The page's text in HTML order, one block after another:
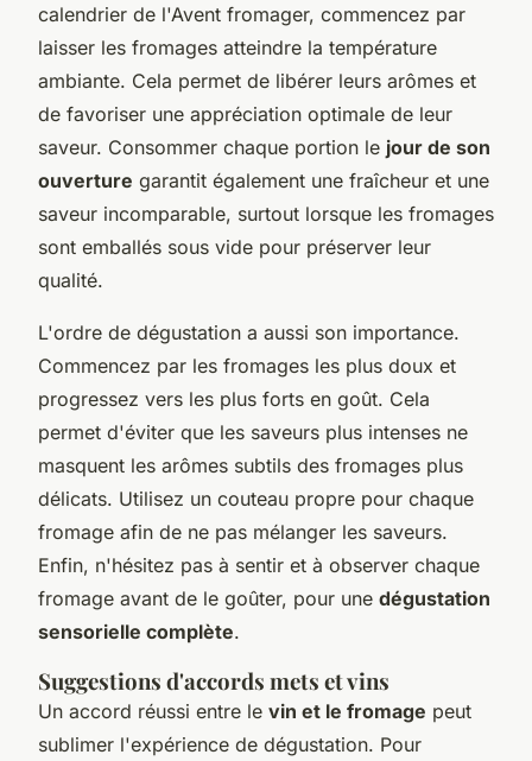
calendrier de l'Avent fromager, commencez par
laisser les fromages atteindre la température
ambiante. Cela permet de libérer leurs arômes et
de favoriser une appréciation optimale de leur
saveur. Consommer chaque portion le jour de son
ouverture garantit également une fraîcheur et une
saveur incomparable, surtout lorsque les fromages
sont emballés sous vide pour préserver leur
qualité.
L'ordre de dégustation a aussi son importance.
Commencez par les fromages les plus doux et
progressez vers les plus forts en goût. Cela
permet d'éviter que les saveurs plus intenses ne
masquent les arômes subtils des fromages plus
délicats. Utilisez un couteau propre pour chaque
fromage afin de ne pas mélanger les saveurs.
Enfin, n'hésitez pas à sentir et à observer chaque
fromage avant de le goûter, pour une dégustation
sensorielle complète.
Suggestions d'accords mets et vins
Un accord réussi entre le vin et le fromage peut
sublimer l'expérience de dégustation. Pour